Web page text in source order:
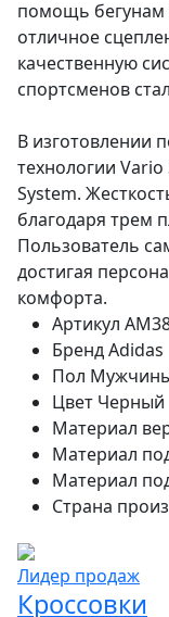
помощь бегунам
отличное
качественную
спортсменов
В изготовлении
технологии
System.
благодаря трем
Пользователь
достигая
комфорта.
Артикул
БрендAdidas
Пол
Цвет Черный
Материал
Материал
Материал
Страна
Лидер продаж
Кроссовки